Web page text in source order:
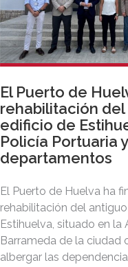
El Puerto de
rehabilitación
edificio de
Policía Portuaria
departamentos
El Puerto de Huelva ha
rehabilitación del
Estihuelva, situado en la
Barrameda de la ciudad
albergar las